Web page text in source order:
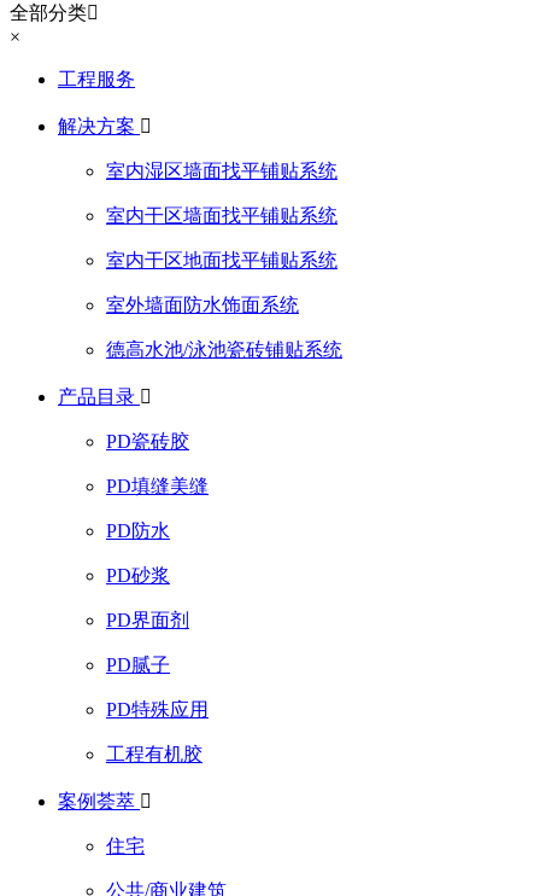
全部分类
×
工程服务
解决方案 
室内湿区墙面找平铺贴系统
室内干区墙面找平铺贴系统
室内干区地面找平铺贴系统
室外墙面防水饰面系统
德高水池/泳池瓷砖铺贴系统
产品目录 
PD瓷砖胶
PD填缝美缝
PD防水
PD砂浆
PD界面剂
PD腻子
PD特殊应用
工程有机胶
案例荟萃 
住宅
公共/商业建筑